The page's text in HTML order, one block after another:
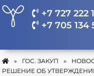
+7 727 222
+7 705 134
» ГОС. ЗАКУП »
РЕШЕНИЕ ОБ